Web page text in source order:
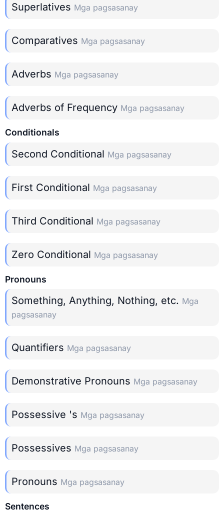
Superlatives Mga pagsasanay
Comparatives Mga pagsasanay
Adverbs Mga pagsasanay
Adverbs of Frequency Mga pagsasanay
Conditionals
Second Conditional Mga pagsasanay
First Conditional Mga pagsasanay
Third Conditional Mga pagsasanay
Zero Conditional Mga pagsasanay
Pronouns
Something, Anything, Nothing, etc. Mga
pagsasanay
Quantifiers Mga pagsasanay
Demonstrative Pronouns Mga pagsasanay
Possessive 's Mga pagsasanay
Possessives Mga pagsasanay
Pronouns Mga pagsasanay
Sentences